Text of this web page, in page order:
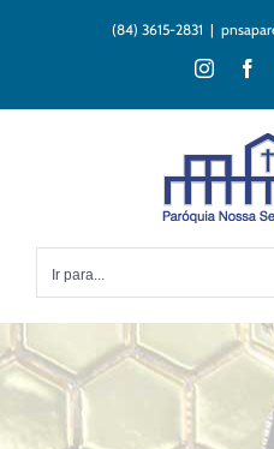
(84) 3615-2831 |
Ir para...